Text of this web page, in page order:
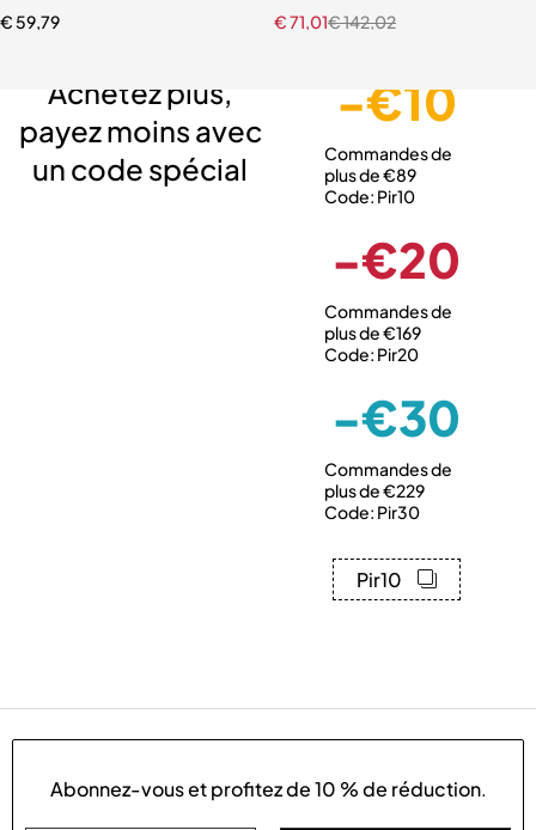
€ 59,79
€142,02
€71,01
Achetez plus,
payez moins avec
un code spécial
-€10
Commandes de
plus de €89
Code: Pir10
-€20
Commandes de
plus de €169
Code: Pir20
-€30
Commandes de
plus de €229
Code: Pir30
Pir10
Abonnez-vous et profitez de10 % de réduction.